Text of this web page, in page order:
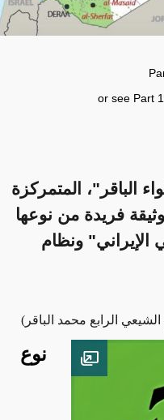
or see Part
الباقر"، المتمركزة
فريدة من نوعها
ونظام
الرابع محمد الباقر)
Open image
نوع